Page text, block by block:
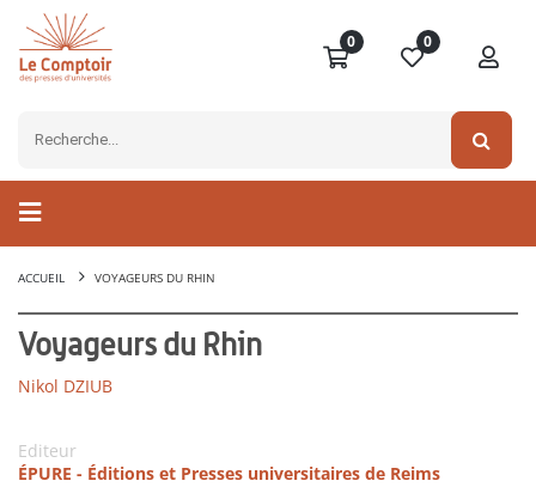
0 0
ACCUEIL VOYAGEURS DU RHIN
Voyageurs du Rhin
Nikol DZIUB
Editeur
ÉPURE - Éditions et Presses universitaires de Reims